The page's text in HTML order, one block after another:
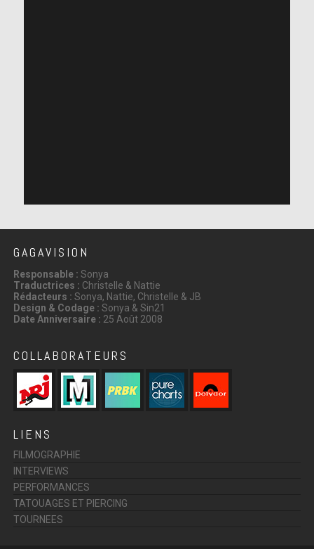
GAGAVISION
Responsable : Sonya
Traductrices : Christelle & Nattie
Rédacteurs : Sonya, Nattie, Christelle & JB
Design & Codage : Sonya & Sin21
Date Anniversaire : 25 Août 2008
COLLABORATEURS
LIENS
FILMOGRAPHIE
INTERVIEWS
PERFORMANCES
TATOUAGES ET PIERCING
TOURNEES